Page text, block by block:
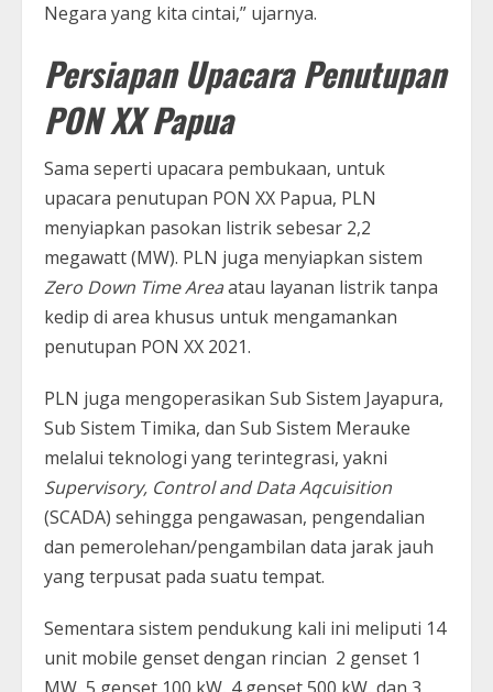
Negara yang kita cintai,” ujarnya.
Persiapan Upacara Penutupan
PON XX Papua
Sama seperti upacara pembukaan, untuk
upacara penutupan PON XX Papua, PLN
menyiapkan pasokan listrik sebesar 2,2
megawatt (MW). PLN juga menyiapkan sistem
Zero Down Time Areaatau layanan listrik tanpa
kedip di area khusus untuk mengamankan
penutupan PON XX 2021.
PLN juga mengoperasikan Sub Sistem Jayapura,
Sub Sistem Timika, dan Sub Sistem Merauke
melalui teknologi yang terintegrasi, yakni
Supervisory, Control and Data Aqcuisition
(SCADA) sehingga pengawasan, pengendalian
dan pemerolehan/pengambilan data jarak jauh
yang terpusat pada suatu tempat.
Sementara sistem pendukung kali ini meliputi 14
unit mobile genset dengan rincian 2 genset 1